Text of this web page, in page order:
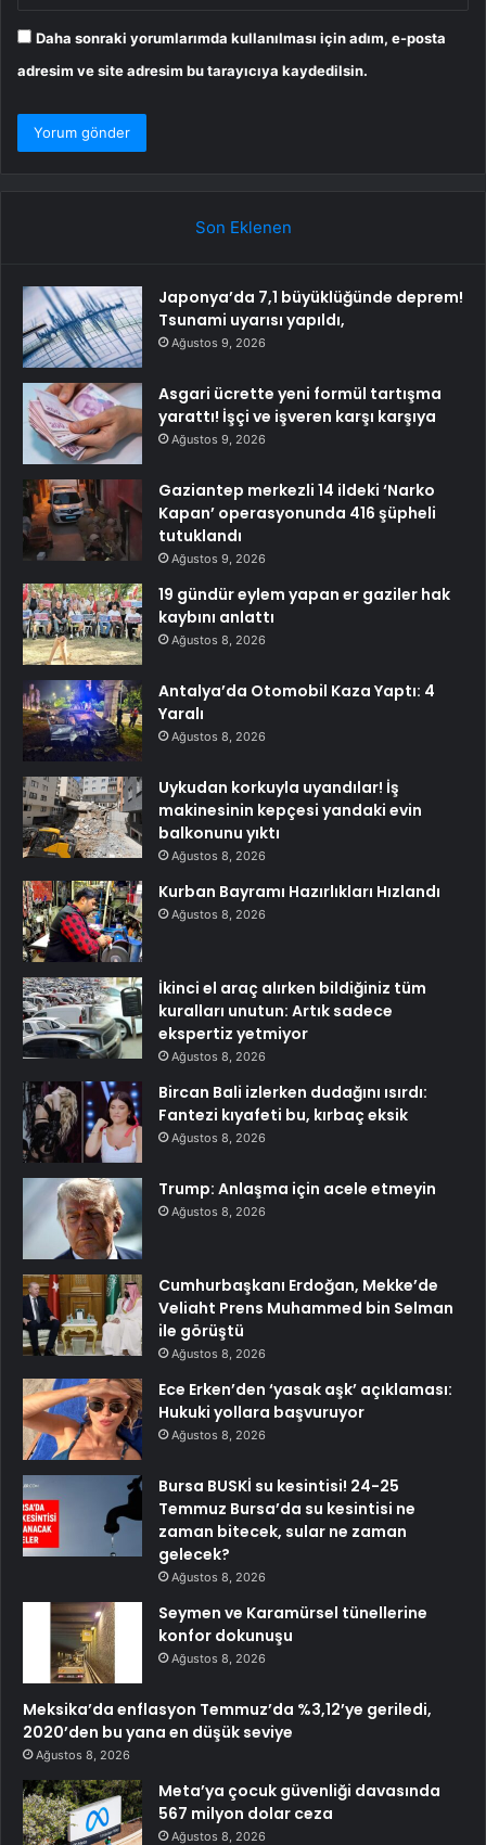
Daha sonraki yorumlarımda kullanılması için adım, e-posta
adresim ve site adresim bu tarayıcıya kaydedilsin.
Son Eklenen
Japonya’da 7,1 büyüklüğünde deprem!
Tsunami uyarısı yapıldı,
Ağustos 9, 2026
Asgari ücrette yeni formül tartışma
yarattı! İşçi ve işveren karşı karşıya
Ağustos 9, 2026
Gaziantep merkezli 14 ildeki ‘Narko
Kapan’ operasyonunda 416 şüpheli
tutuklandı
Ağustos 9, 2026
19 gündür eylem yapan er gaziler hak
kaybını anlattı
Ağustos 8, 2026
Antalya’da Otomobil Kaza Yaptı: 4
Yaralı
Ağustos 8, 2026
Uykudan korkuyla uyandılar! İş
makinesinin kepçesi yandaki evin
balkonunu yıktı
Ağustos 8, 2026
Kurban Bayramı Hazırlıkları Hızlandı
Ağustos 8, 2026
İkinci el araç alırken bildiğiniz tüm
kuralları unutun: Artık sadece
ekspertiz yetmiyor
Ağustos 8, 2026
Bircan Bali izlerken dudağını ısırdı:
Fantezi kıyafeti bu, kırbaç eksik
Ağustos 8, 2026
Trump: Anlaşma için acele etmeyin
Ağustos 8, 2026
Cumhurbaşkanı Erdoğan, Mekke’de
Veliaht Prens Muhammed bin Selman
ile görüştü
Ağustos 8, 2026
Ece Erken’den ‘yasak aşk’ açıklaması:
Hukuki yollara başvuruyor
Ağustos 8, 2026
Bursa BUSKİ su kesintisi! 24-25
Temmuz Bursa’da su kesintisi ne
zaman bitecek, sular ne zaman
gelecek?
Ağustos 8, 2026
Seymen ve Karamürsel tünellerine
konfor dokunuşu
Ağustos 8, 2026
Meksika’da enflasyon Temmuz’da %3,12’ye geriledi,
2020’den bu yana en düşük seviye
Ağustos 8, 2026
Meta’ya çocuk güvenliği davasında
567 milyon dolar ceza
Ağustos 8, 2026